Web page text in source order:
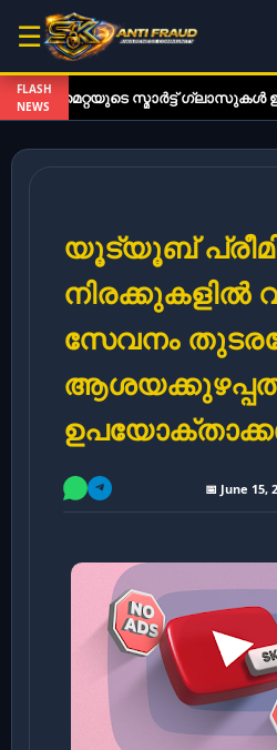
☰
FLASH
NEWSസ്മാർട്ട് ഗ്ലാസുകൾ ഇനി കുറഞ്ഞ
യൂട്യൂബ്
നിരക്കുകളിൽ
സേവനം
📅 June 15,